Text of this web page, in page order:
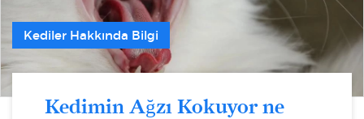
Kediler Hakkında Bilgi
Kedimin Ağzı Kokuyor ne